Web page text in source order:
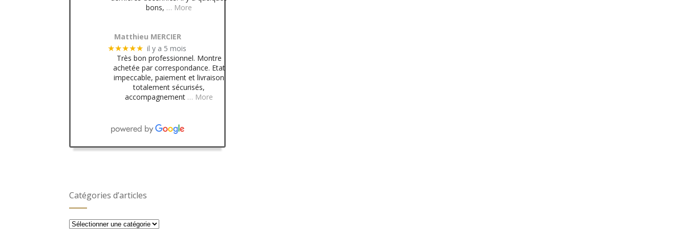
bons, … More
Matthieu MERCIER
★★★★★ il y a 5 mois
Très bon professionnel. Montre
achetée par correspondance. Etat
impeccable, paiement et livraison
totalement sécurisés,
accompagnement … More
Catégories d’articles
Catégories